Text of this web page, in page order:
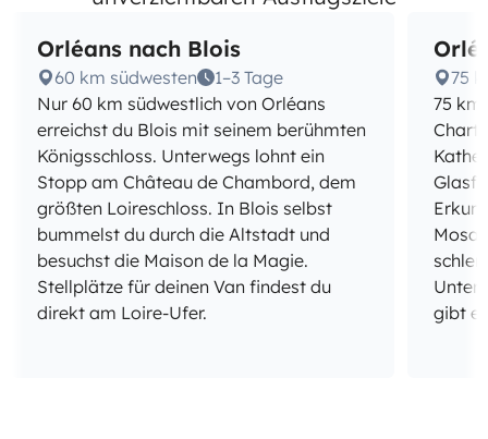
Orléans nach Blois
60 km südwesten
1–3 Tage
Nur 60 km südwestlich von Orléans
erreichst du Blois mit seinem berühmten
Königsschloss. Unterwegs lohnt ein
Stopp am Château de Chambord, dem
größten Loireschloss. In Blois selbst
bummelst du durch die Altstadt und
besuchst die Maison de la Magie.
Stellplätze für deinen Van findest du
direkt am Loire-Ufer.
75
75
gibt